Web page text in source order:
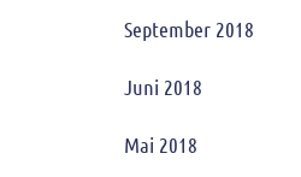
September 2018
Juni 2018
Mai 2018